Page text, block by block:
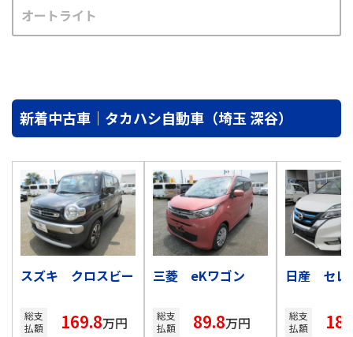
オートライト
新着中古車｜タカハシ自動車（埼玉 深谷）
スズキ クロスビー
総支
払額
169.8万円
三菱 eKワゴン
総支
払額
89.8万円
日産 セレ
総支
払額